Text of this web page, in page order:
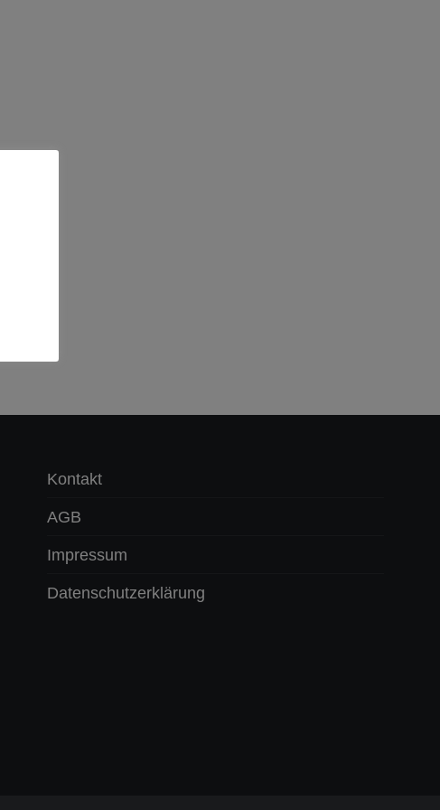
Kontakt
AGB
Impressum
Datenschutzerklärung